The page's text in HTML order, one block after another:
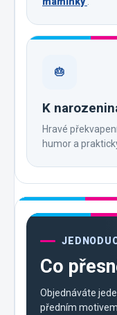
🎂
K
Hravé
humor a
Co
Objednáváte
předním